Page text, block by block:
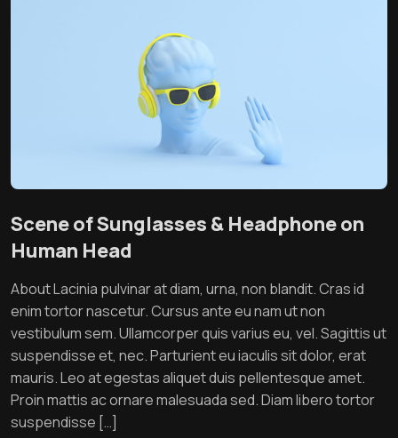
Scene of Sunglasses & Headphone on
Human Head
About Lacinia pulvinar at diam, urna, non blandit. Cras id
enim tortor nascetur. Cursus ante eu nam ut non
vestibulum sem. Ullamcorper quis varius eu, vel. Sagittis ut
suspendisse et, nec. Parturient eu iaculis sit dolor, erat
mauris. Leo at egestas aliquet duis pellentesque amet.
Proin mattis ac ornare malesuada sed. Diam libero tortor
suspendisse […]